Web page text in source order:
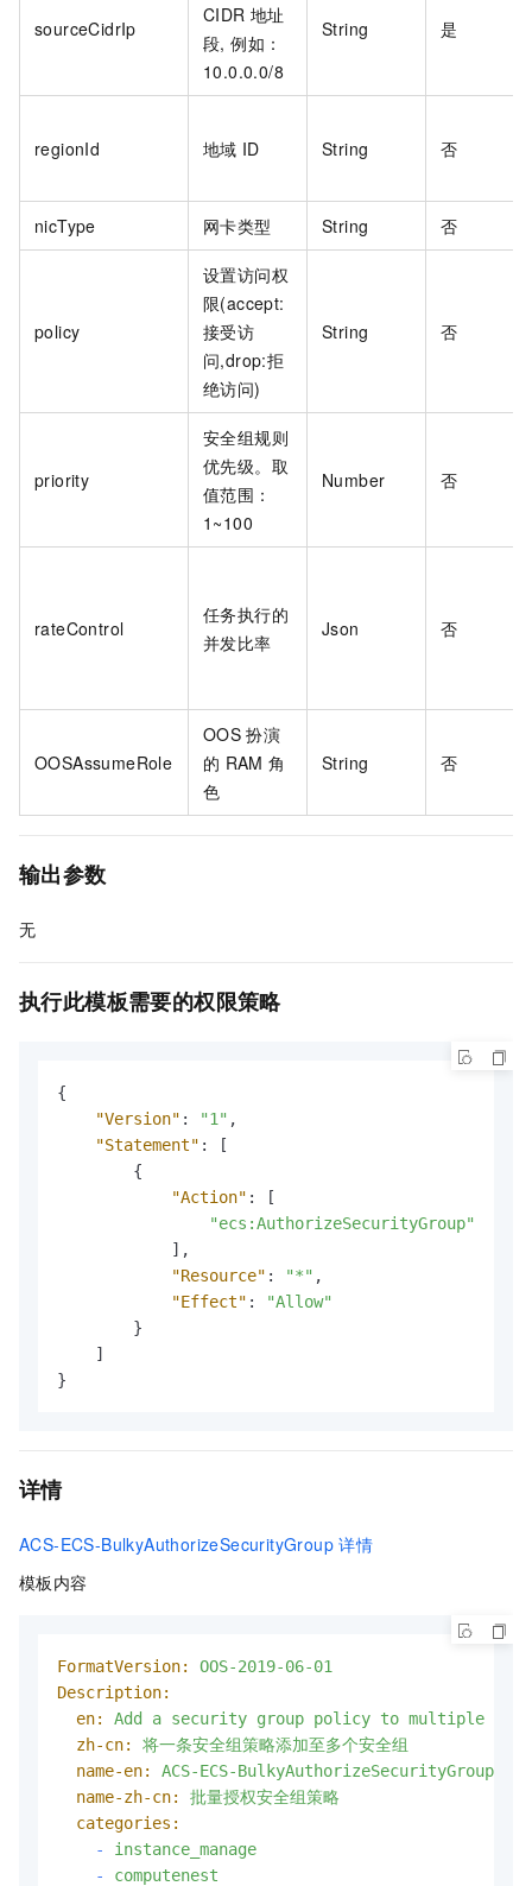
sourceCidrIp
CIDR 地址
段, 例如：
10.0.0.0/8
String 是
regionId 地域 ID String 否
nicType 网卡类型 String 否
policy
设置访问权
限(accept:
接受访
问,drop:拒
绝访问)
String 否
priority
安全组规则
优先级。取
值范围：
1~100
Number 否
rateControl
任务执行的
并发比率
Json 否
OOSAssumeRole
OOS 扮演
的 RAM 角
色
String 否
输出参数
无
执行此模板需要的权限策略
{
"Version" : "1" ,
"Statement" :
[
{
"Action" :
[
"ecs:AuthorizeSecurityGroup"
] ,
"Resource" : "*" ,
"Effect" :
"Allow"
}
]
}
详情
ACS-ECS-BulkyAuthorizeSecurityGroup 详情
模板内容
FormatVersion:
OOS-2019-06-01
Description:
en:
Add a security group policy to multiple
zh-cn:
将一条安全组策略添加至多个安全组
name-en:
ACS-ECS-BulkyAuthorizeSecurityGroup
name-zh-cn:
批量授权安全组策略
categories:
-
instance_manage
-
computenest